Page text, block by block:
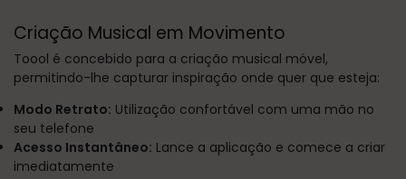
Criação Musical em Movimento
Toool é concebido para a criação musical móvel,
permitindo-lhe capturar inspiração onde quer que esteja:
Modo Retrato: Utilização confortável com uma mão no
seu telefone
Acesso Instantâneo: Lance a aplicação e comece a criar
imediatamente